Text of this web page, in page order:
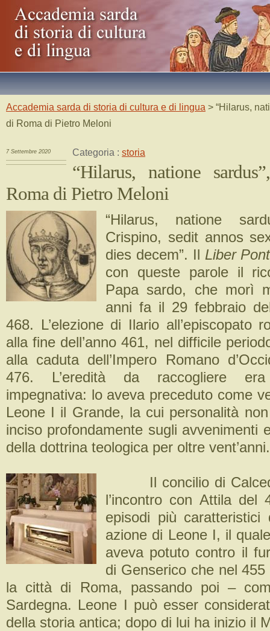
Accademia sarda di storia di cultura e di lingua > “Hilarus,
di Roma di Pietro Meloni
7 Settembre 2020 Categoria : storia
“Hilarus, natione
Roma di Pietro Meloni
“Hilarus, natione
Crispino, sedit annos
dies decem”. Il Liber
con queste parole il
Papa sardo, che morì
anni fa il 29 febbraio
468. L’elezione di Ilario all’episcopato
alla fine dell’anno 461, nel difficile
alla caduta dell’Impero Romano
476. L’eredità da raccogliere
impegnativa: lo aveva preceduto come
Leone I il Grande, la cui personalità
inciso profondamente sugli avvenimenti
della dottrina teologica per oltre vent’anni.
Il concilio di
l’incontro con Attila del
episodi più caratteristici
azione di Leone I, il
aveva potuto contro il
di Genserico che nel
la città di Roma, passando poi –
Sardegna. Leone I può esser
della storia antica; dopo di lui ha inizio il